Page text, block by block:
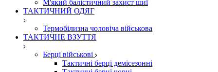
М'який балістичний захист шиї
ТАКТИЧНИЙ ОДЯГ
Термобілизна чоловіча військова
ТАКТИЧНЕ ВЗУТТЯ
Берці військові
Тактичні берці демісезонні